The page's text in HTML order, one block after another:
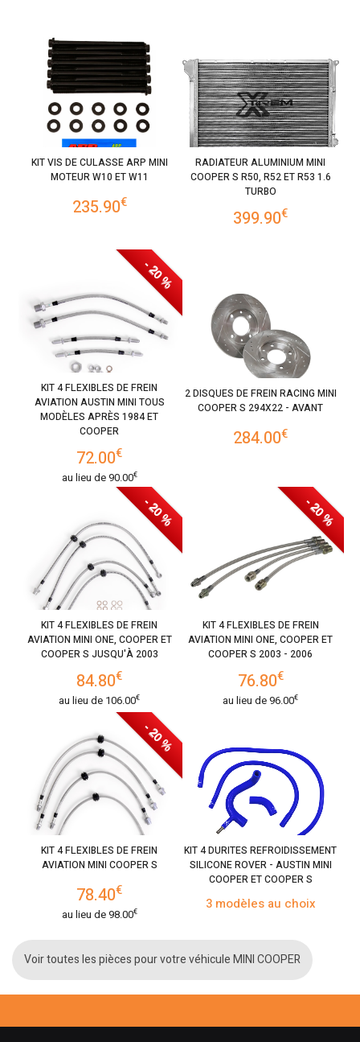
KIT VIS DE CULASSE ARP MINI
MOTEUR W10 ET W11
235.90€
RADIATEUR ALUMINIUM MINI
COOPER S R50, R52 ET R53 1.6
TURBO
399.90€
- 20 %
KIT 4 FLEXIBLES DE FREIN
AVIATION AUSTIN MINI TOUS
MODÈLES APRÈS 1984 ET
COOPER
72.00€
au lieu de90.00€
2 DISQUES DE FREIN RACING MINI
COOPER S 294X22 - AVANT
284.00€
- 20 %
KIT 4 FLEXIBLES DE FREIN
AVIATION MINI ONE, COOPER ET
COOPER S JUSQU'À 2003
84.80€
au lieu de 106.00€
- 20 %
KIT 4 FLEXIBLES DE FREIN
AVIATION MINI ONE, COOPER ET
COOPER S 2003 - 2006
76.80€
au lieu de96.00€
- 20 %
KIT 4 FLEXIBLES DE FREIN
AVIATION MINI COOPER S
78.40€
au lieu de98.00€
KIT 4 DURITES REFROIDISSEMENT
SILICONE ROVER - AUSTIN MINI
COOPER ET COOPER S
3 modèles au choix
Voir toutes les pièces pour votre véhicule MINI COOPER